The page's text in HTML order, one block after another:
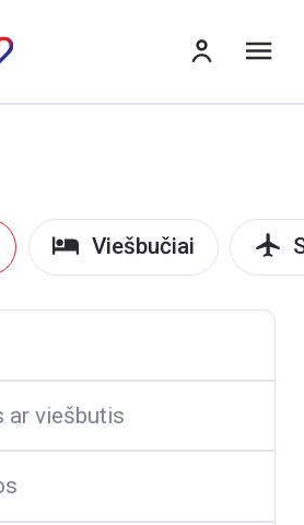
Viešbučiai
ar viešbutis